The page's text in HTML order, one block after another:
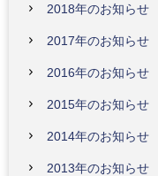
2018年のお知らせ
2017年のお知らせ
2016年のお知らせ
2015年のお知らせ
2014年のお知らせ
2013年のお知らせ